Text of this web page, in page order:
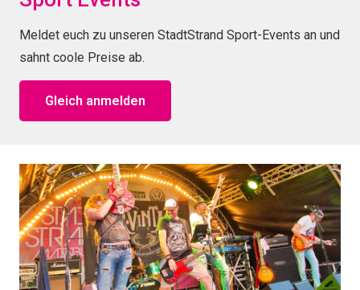
Meldet euch zu unseren StadtStrand Sport-Events an und
sahnt coole Preise ab.
Gleich anmelden